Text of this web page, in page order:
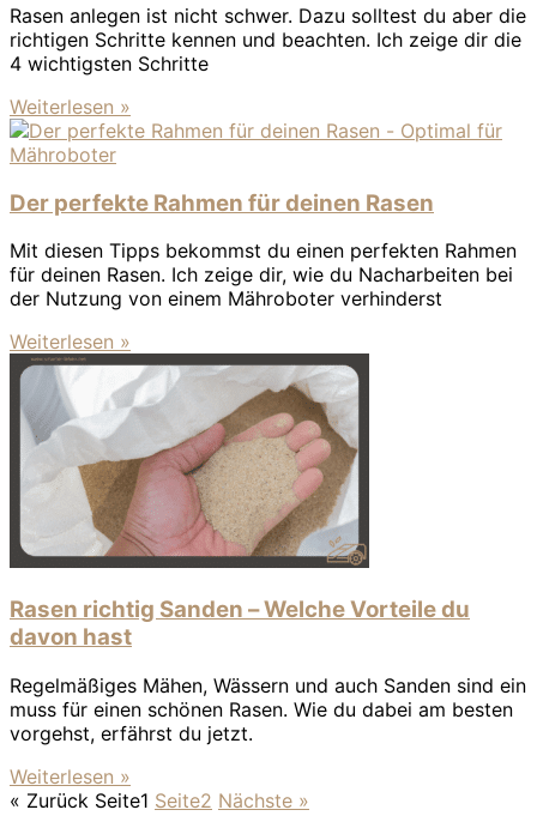
Rasen anlegen ist nicht schwer. Dazu solltest du aber die
richtigen Schritte kennen und beachten. Ich zeige dir die
4 wichtigsten Schritte
Weiterlesen »
Der perfekte Rahmen für deinen Rasen
Mit diesen Tipps bekommst du einen perfekten Rahmen
für deinen Rasen. Ich zeige dir, wie du Nacharbeiten bei
der Nutzung von einem Mähroboter verhinderst
Weiterlesen »
Rasen richtig Sanden – Welche Vorteile du
davon hast
Regelmäßiges Mähen, Wässern und auch Sanden sind ein
muss für einen schönen Rasen. Wie du dabei am besten
vorgehst, erfährst du jetzt.
Weiterlesen »
« Zurück Seite1 Seite2 Nächste »